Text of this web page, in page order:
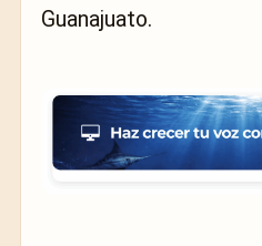
Guanajuato.